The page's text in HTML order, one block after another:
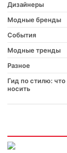
Дизайнеры
Модные бренды
События
Модные тренды
Разное
Гид по стилю: что
носить